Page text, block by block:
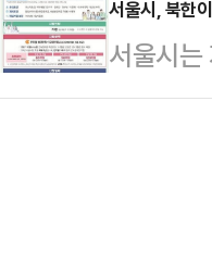
87%에
정비사
규모주
해 말 발
밝혔다.
련이 필
서울시, 북한
서울시
한 '북한